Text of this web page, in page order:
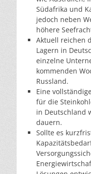
Südafrika und
jedoch neben
höhere
Aktuell reichen
Lagern in
einzelne
kommenden
Russland.
Eine
für die
in Deutschland
dauern.
Sollte es